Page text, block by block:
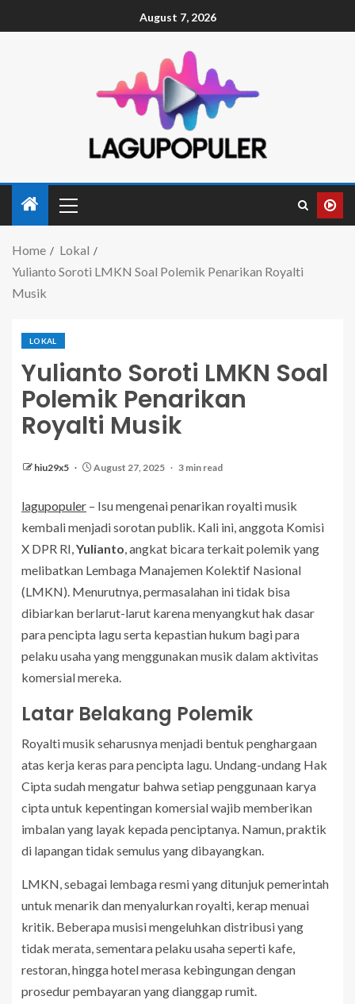
August 7, 2026
Home
Lokal
Yulianto Soroti LMKN Soal Polemik Penarikan Royalti
Musik
LOKAL
Yulianto Soroti LMKN Soal
Polemik Penarikan
Royalti Musik
hiu29x5 August 27, 2025 3 min read
lagupopuler – Isu mengenai penarikan royalti musik
kembali menjadi sorotan publik. Kali ini, anggota Komisi
X DPR RI,Yulianto, angkat bicara terkait polemik yang
melibatkan Lembaga Manajemen Kolektif Nasional
(LMKN). Menurutnya, permasalahan ini tidak bisa
dibiarkan berlarut-larut karena menyangkut hak dasar
para pencipta lagu serta kepastian hukum bagi para
pelaku usaha yang menggunakan musik dalam aktivitas
komersial mereka.
Latar Belakang Polemik
Royalti musik seharusnya menjadi bentuk penghargaan
atas kerja keras para pencipta lagu. Undang-undang Hak
Cipta sudah mengatur bahwa setiap penggunaan karya
cipta untuk kepentingan komersial wajib memberikan
imbalan yang layak kepada penciptanya. Namun, praktik
di lapangan tidak semulus yang dibayangkan.
LMKN, sebagai lembaga resmi yang ditunjuk pemerintah
untuk menarik dan menyalurkan royalti, kerap menuai
kritik. Beberapa musisi mengeluhkan distribusi yang
tidak merata, sementara pelaku usaha seperti kafe,
restoran, hingga hotel merasa kebingungan dengan
prosedur pembayaran yang dianggap rumit.